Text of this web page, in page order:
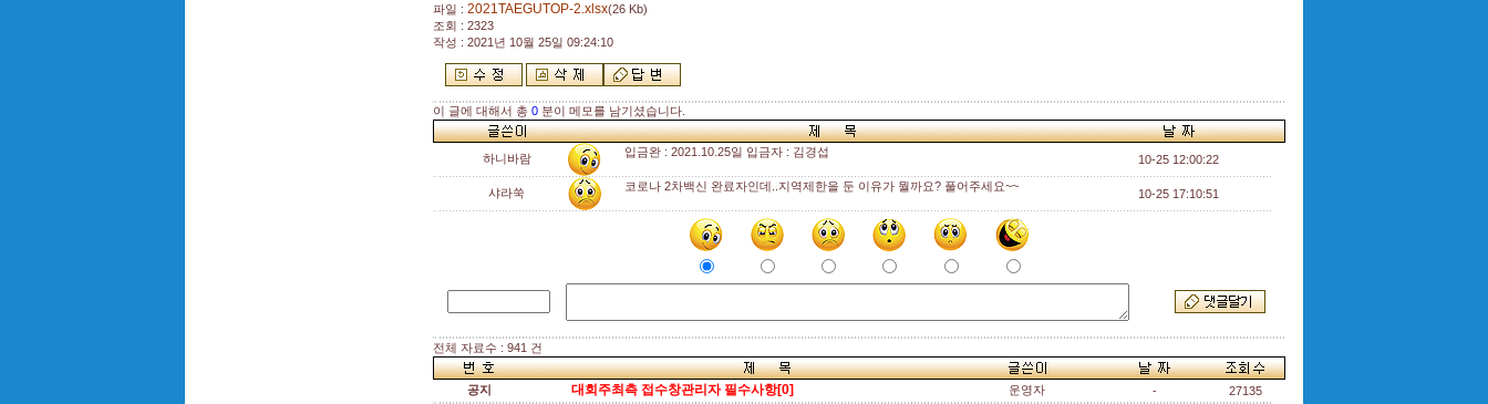
파일 : 2021TAEGUTOP-2.xlsx(26 Kb)
조회 : 2323
작성 : 2021년 10월 25일 09:24:10
이 글에 대해서 총 0 분이 메모를 남기셨습니다.
하니바람 입금완 : 2021.10.25일 입금자 : 김경섭
10-25 12:00:22
샤라쑥 코로나 2차백신 완료자인데..지역제한을 둔 이유가 뭘까요? 풀어주세요~~
10-25 17:10:51
전체 자료수 : 941 건
공지 대회주최측 접수창관리자 필수사항[0] 운영자 -
27135